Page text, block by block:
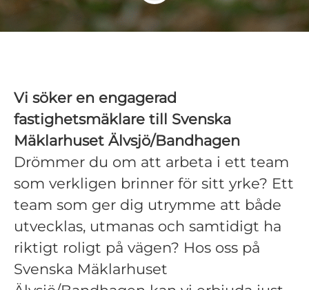
Vi söker en engagerad
fastighetsmäklare till Svenska
Mäklarhuset Älvsjö/Bandhagen
Drömmer du om att arbeta i ett team
som verkligen brinner för sitt yrke? Ett
team som ger dig utrymme att både
utvecklas, utmanas och samtidigt ha
riktigt roligt på vägen? Hos oss på
Svenska Mäklarhuset